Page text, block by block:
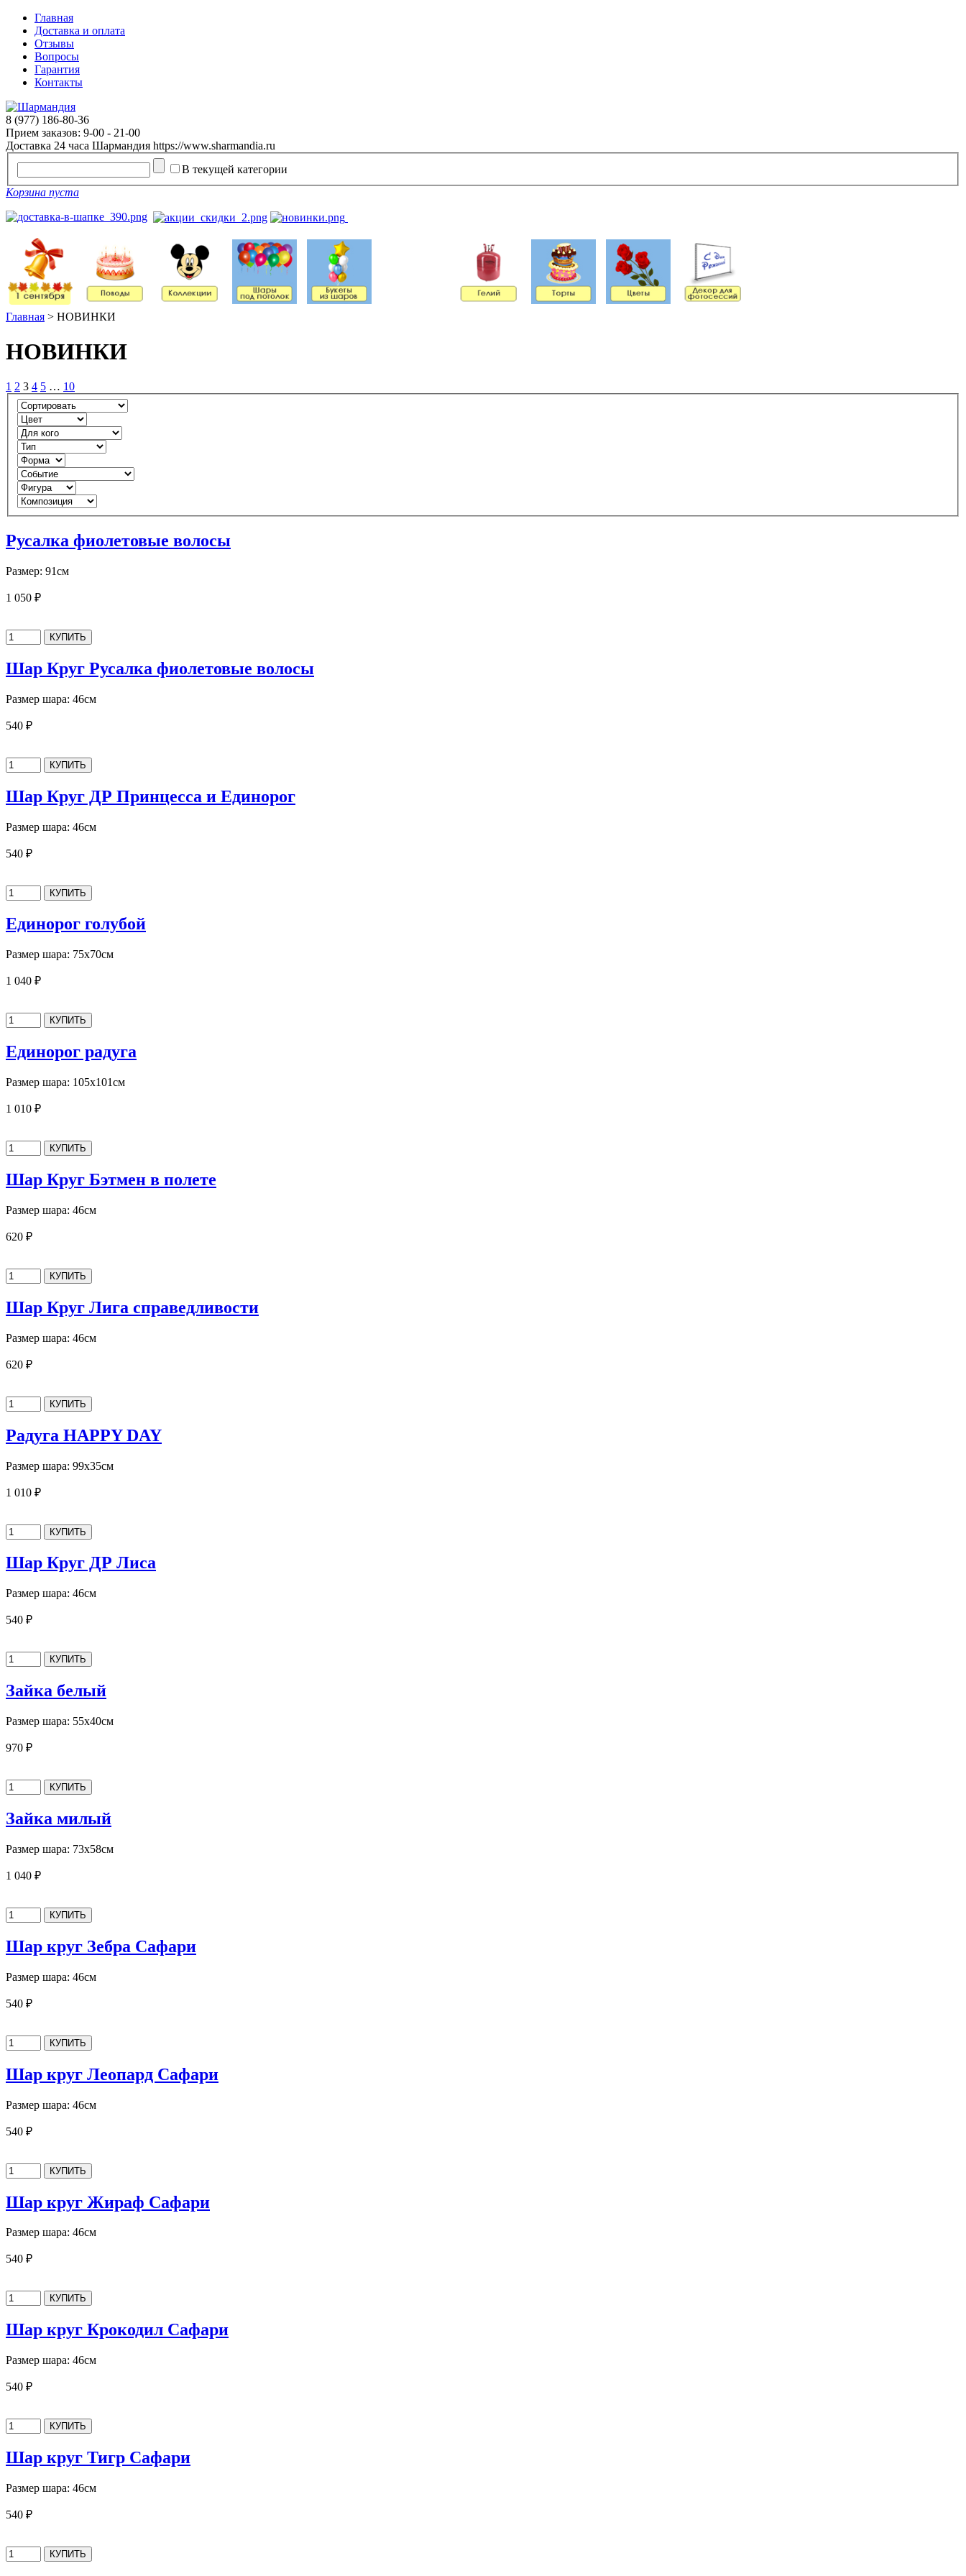
Главная
Доставка и оплата
Отзывы
Вопросы
Гарантия
Контакты
8 (977) 186-80-36
Прием заказов: 9-00 - 21-00
Доставка 24 часа Шармандия https://www.sharmandia.ru
В текущей категории
Корзина пуста
Главная > НОВИНКИ
НОВИНКИ
1 2 3 4 5 … 10
Русалка фиолетовые волосы
Размер: 91см
1 050 ₽
Шар Круг Русалка фиолетовые волосы
Размер шара: 46см
540 ₽
Шар Круг ДР Принцесса и Единорог
Размер шара: 46см
540 ₽
Единорог голубой
Размер шара: 75х70см
1 040 ₽
Единорог радуга
Размер шара: 105х101см
1 010 ₽
Шар Круг Бэтмен в полете
Размер шара: 46см
620 ₽
Шар Круг Лига справедливости
Размер шара: 46см
620 ₽
Радуга HAPPY DAY
Размер шара: 99х35см
1 010 ₽
Шар Круг ДР Лиса
Размер шара: 46см
540 ₽
Зайка белый
Размер шара: 55х40см
970 ₽
Зайка милый
Размер шара: 73х58см
1 040 ₽
Шар круг Зебра Сафари
Размер шара: 46см
540 ₽
Шар круг Леопард Сафари
Размер шара: 46см
540 ₽
Шар круг Жираф Сафари
Размер шара: 46см
540 ₽
Шар круг Крокодил Сафари
Размер шара: 46см
540 ₽
Шар круг Тигр Сафари
Размер шара: 46см
540 ₽